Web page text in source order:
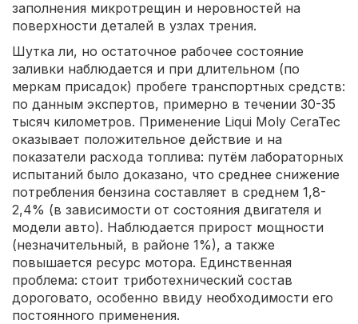
заполнения микротрещин и неровностей на
поверхности деталей в узлах трения.
Шутка ли, но остаточное рабочее состояние
заливки наблюдается и при длительном (по
меркам присадок) пробеге транспортных средств:
по данным экспертов, примерно в течении 30-35
тысяч километров. Применение Liqui Moly CeraTec
оказывает положительное действие и на
показатели расхода топлива: путём лабораторных
испытаний было доказано, что среднее снижение
потребления бензина составляет в среднем 1,8-
2,4% (в зависимости от состояния двигателя и
модели авто). Наблюдается прирост мощности
(незначительный, в районе 1%), а также
повышается ресурс мотора. Единственная
проблема: стоит триботехнический состав
дороговато, особенно ввиду необходимости его
постоянного применения.